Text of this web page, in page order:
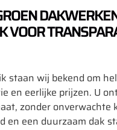
VOOR
staan wij bekend om
en eerlijke prijzen. U
zonder onverwachte
en een duurzaam dak